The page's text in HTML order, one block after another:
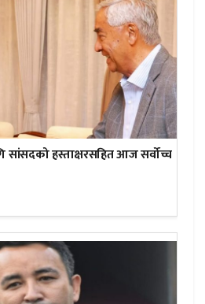
सांसदको हस्ताक्षरसहित आज सर्वोच्च